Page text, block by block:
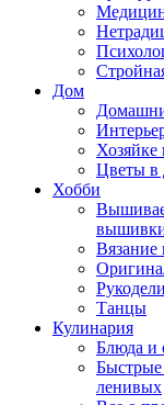
Дом
Хозяйке
Цветы в
Хобби
Вязание
Танцы
Кулинария
Блюда и
Быстрые
ленивых